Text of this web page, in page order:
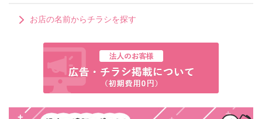
お店の名前からチラシを探す